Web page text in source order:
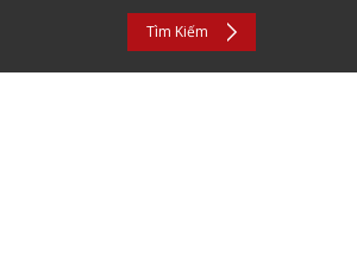
Tìm Kiếm